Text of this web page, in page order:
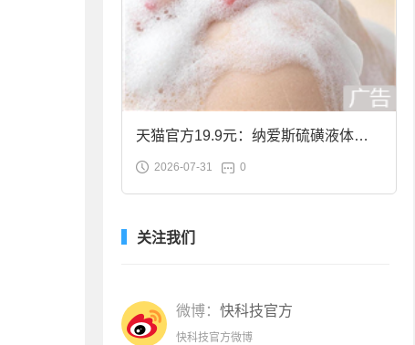
天猫官方19.9元：纳爱斯硫磺液体香
皂2斤大促
2026-07-31 0
关注我们
微博： 快科技官方
快科技官方微博